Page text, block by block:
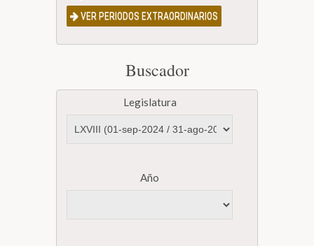
VER PERIODOS EXTRAORDINARIOS
Buscador
Legislatura
Año